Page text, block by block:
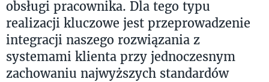
obsługi pracownika. Dla tego typu
realizacji kluczowe jest przeprowadzenie
integracji naszego rozwiązania z
systemami klienta przy jednoczesnym
zachowaniu najwyższych standardów